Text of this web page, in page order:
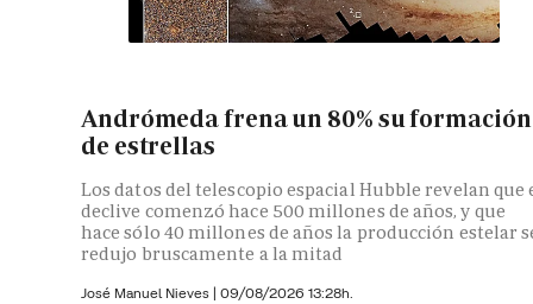
Andrómeda frena un 80% su formación
de estrellas
Los datos del telescopio espacial Hubble revelan que
declive comenzó hace 500 millones de años, y que
hace sólo 40 millones de años la producción estelar
redujo bruscamente a la mitad
José Manuel Nieves | 09/08/2026 13:28h.